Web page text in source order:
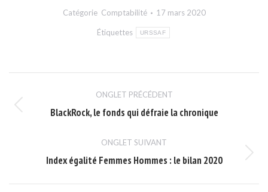
Catégorie Comptabilité 17 mars 2020
Étiquettes URSSAF
de
ONGLET PRÉCÉDENT
Onglet
BlackRock, le fonds qui défraie la chronique
ONGLET SUIVANT
Onglet
Index égalité Femmes Hommes : le bilan 2020